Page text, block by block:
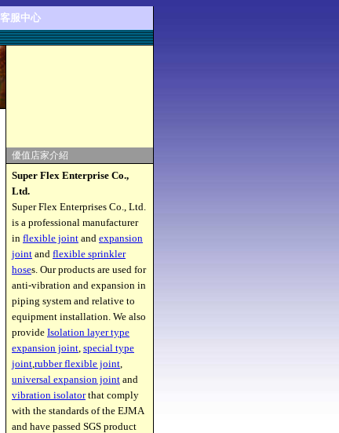
客服中心
優值店家介紹
Super Flex Enterprise Co.,
Ltd.
Super Flex Enterprises Co., Ltd.
is a professional manufacturer
in flexible joint and expansion
joint and flexible sprinkler
hoses. Our products are used for
anti-vibration and expansion in
piping system and relative to
equipment installation. We also
provide Isolation layer type
expansion joint, special type
joint,rubber flexible joint,
universal expansion joint and
vibration isolatorthat comply
with the standards of the EJMA
and have passed SGS product